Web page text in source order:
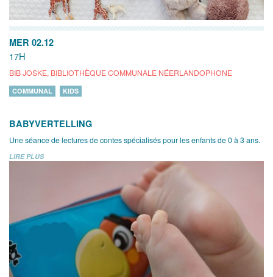
MER 02.12
17H
BIB JOSKE, BIBLIOTHÈQUE COMMUNALE NÉERLANDOPHONE
COMMUNAL KIDS
BABYVERTELLING
Une séance de lectures de contes spécialisés pour les enfants de 0 à 3 ans.
LIRE PLUS